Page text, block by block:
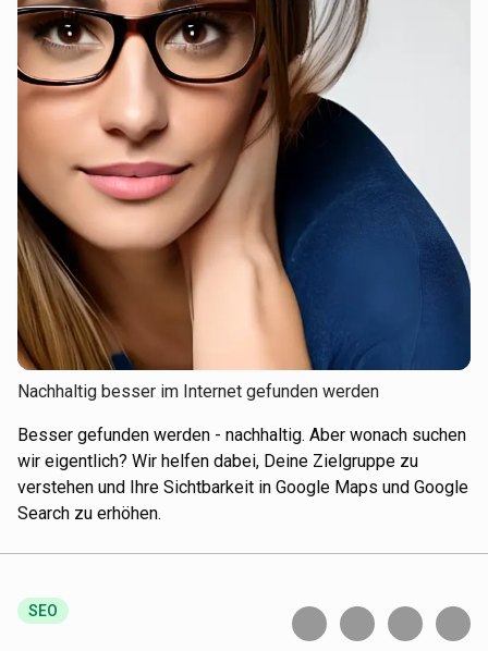
Nachhaltig besser im Internet gefunden werden
Besser gefunden werden - nachhaltig. Aber wonach suchen
wir eigentlich? Wir helfen dabei, Deine Zielgruppe zu
verstehen und Ihre Sichtbarkeit in Google Maps und Google
Search zu erhöhen.
SEO